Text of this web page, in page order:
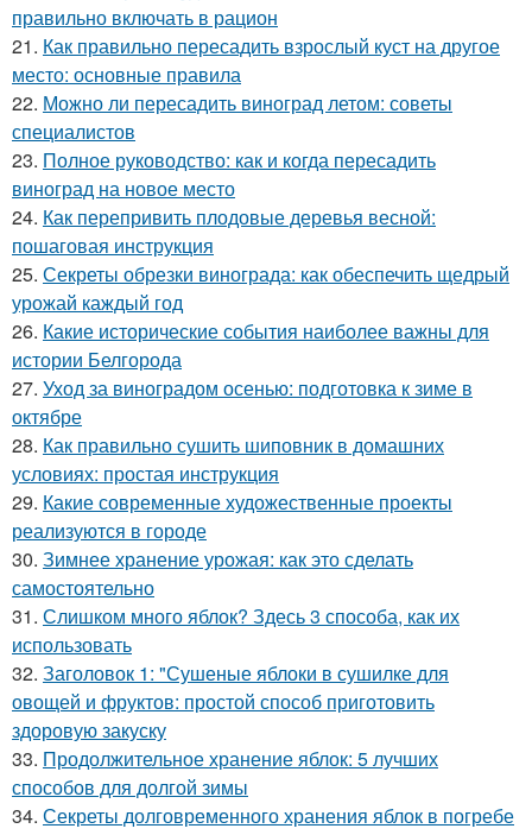
правильно включать в рацион
21. Как правильно пересадить взрослый куст на другое
место: основные правила
22. Можно ли пересадить виноград летом: советы
специалистов
23. Полное руководство: как и когда пересадить
виноград на новое место
24. Как перепривить плодовые деревья весной:
пошаговая инструкция
25. Секреты обрезки винограда: как обеспечить щедрый
урожай каждый год
26. Какие исторические события наиболее важны для
истории Белгорода
27. Уход за виноградом осенью: подготовка к зиме в
октябре
28. Как правильно сушить шиповник в домашних
условиях: простая инструкция
29. Какие современные художественные проекты
реализуются в городе
30. Зимнее хранение урожая: как это сделать
самостоятельно
31. Слишком много яблок? Здесь 3 способа, как их
использовать
32. Заголовок 1: "Сушеные яблоки в сушилке для
овощей и фруктов: простой способ приготовить
здоровую закуску
33. Продолжительное хранение яблок: 5 лучших
способов для долгой зимы
34. Секреты долговременного хранения яблок в погребе